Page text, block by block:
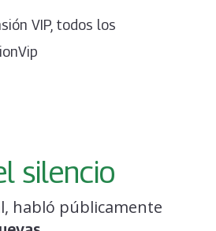
VIP, todos los
silencio
habló públicamente